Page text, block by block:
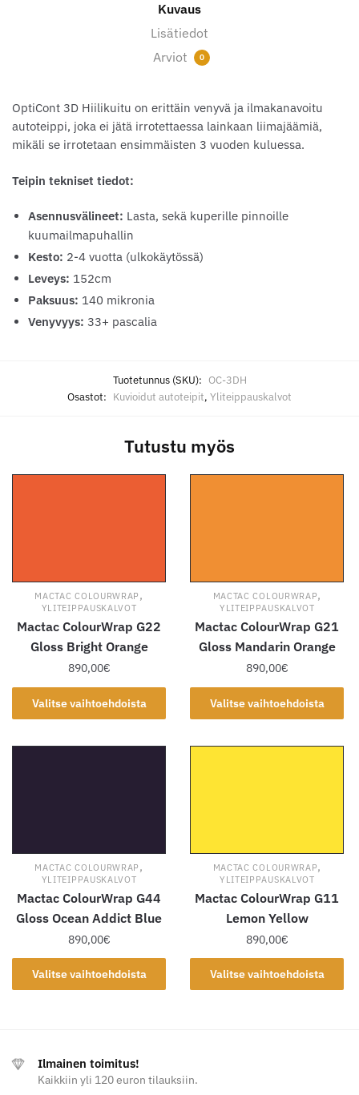
Kuvaus
Lisätiedot
Arviot
0
OptiCont 3D Hiilikuitu on erittäin venyvä ja ilmakanavoitu
autoteippi, joka ei jätä irrotettaessa lainkaan liimajäämiä,
mikäli se irrotetaan ensimmäisten 3 vuoden kuluessa.
Teipin tekniset tiedot:
Asennusvälineet: Lasta, sekä kuperille pinnoille
kuumailmapuhallin
Kesto: 2-4 vuotta (ulkokäytössä)
Leveys: 152cm
Paksuus: 140 mikronia
Venyvyys: 33+ pascalia
Tuotetunnus (SKU): OC-3DH
Osastot: Kuvioidut autoteipit, Yliteippauskalvot
Tutustu myös
MACTAC COLOURWRAP ,
YLITEIPPAUSKALVOT
Mactac ColourWrap G22
Gloss Bright Orange
890,00€
Valitse vaihtoehdoista
Tällä
tuotteella
tuotteen
sivulla.
MACTAC COLOURWRAP,
YLITEIPPAUSKALVOT
Mactac ColourWrap G21
Gloss Mandarin Orange
890,00€
Valitse vaihtoehdoista
Tällä
tuotteella
tuotteen
sivulla.
MACTAC COLOURWRAP ,
YLITEIPPAUSKALVOT
Mactac ColourWrap G44
Gloss Ocean Addict Blue
890,00€
Valitse vaihtoehdoista
Tällä
tuotteella
Voit
tehdä
MACTAC COLOURWRAP,
YLITEIPPAUSKALVOT
Mactac ColourWrap G11
Lemon Yellow
890,00€
Valitse vaihtoehdoista
Tällä
tuotteella
Ilmainen toimitus!
Kaikkiin yli 120 euron tilauksiin.